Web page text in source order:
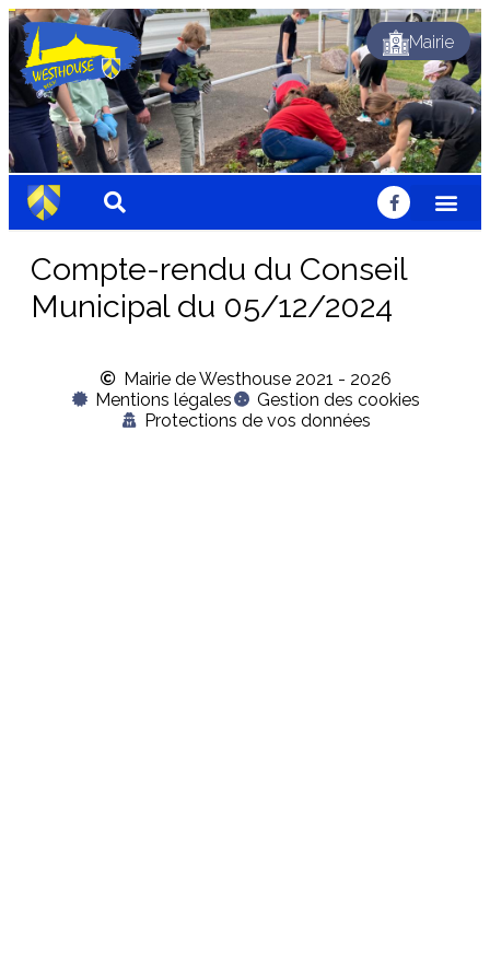
Mairie
Dynamique
Fleuri
Solidaire
Traditionnel
Festif
Sportif
Chaleureux
Accueillant
Nature
Dynamique
Fleuri
Solidaire
Traditionnel
Festif
Sportif
Chaleureux
Accueillant
Nature
Dynamique
Fleuri
Solidaire
Traditionnel
Festif
Sportif
Chaleureux
Accueillant
Nature
Compte-rendu du Conseil
Municipal du 05/12/2024
Mairie de Westhouse 2021 - 2026
Mentions légales
Gestion des cookies
Protections de vos données